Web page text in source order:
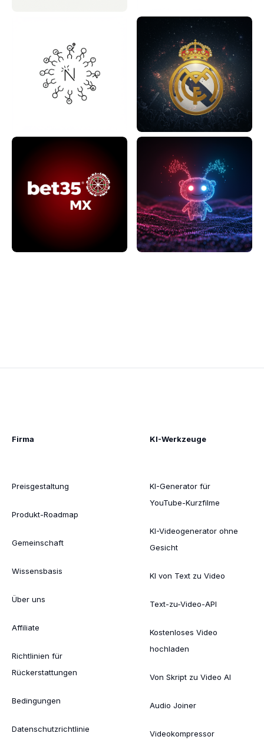
Firma
Preisgestaltung
Produkt-Roadmap
Gemeinschaft
Wissensbasis
Über uns
Affiliate
Richtlinien für
Rückerstattungen
Bedingungen
Datenschutzrichtlinie
KI-Werkzeuge
KI-Generator für
YouTube-Kurzfilme
KI-Videogenerator ohne
Gesicht
KI von Text zu Video
Text-zu-Video-API
Kostenloses Video
hochladen
Von Skript zu Video AI
Audio Joiner
Videokompressor